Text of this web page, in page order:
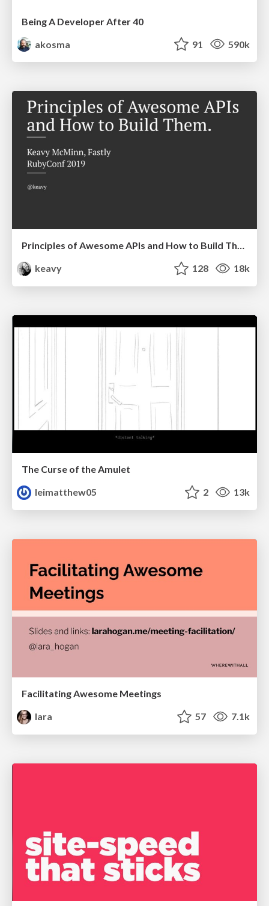
Being A Developer After 40
akosma
91 590k
Principles of Awesome APIs and How to Build Them.
keavy
128 18k
The Curse of the Amulet
leimatthew05
2 13k
Facilitating Awesome Meetings
lara
57 7.1k